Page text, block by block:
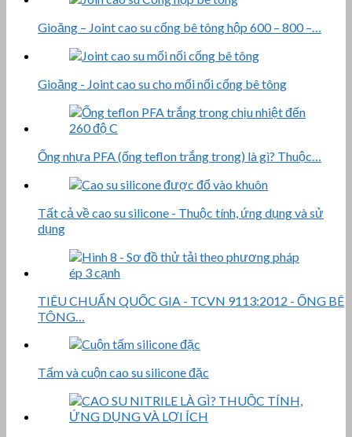
Gioăng – Joint cao su cống bê tông hộp 600 – 800 –…
Gioăng - Joint cao su cho mối nối cống bê tông
Ống nhựa PFA (ống teflon trắng trong) là gì? Thuộc…
Tất cả về cao su silicone - Thuộc tính, ứng dụng và sử
dụng
TIÊU CHUẨN QUỐC GIA - TCVN 9113:2012 - ỐNG BÊ
TÔNG…
Tấm và cuộn cao su silicone đặc